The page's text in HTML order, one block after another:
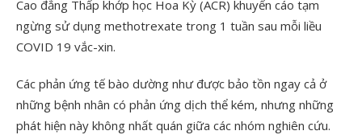
Cao đẳng Thấp khớp học Hoa Kỳ (ACR) khuyến cáo tạm
ngừng sử dụng methotrexate trong 1 tuần sau mỗi liều
COVID 19 vắc-xin.
Các phản ứng tế bào dường như được bảo tồn ngay cả ở
những bệnh nhân có phản ứng dịch thể kém, nhưng những
phát hiện này không nhất quán giữa các nhóm nghiên cứu.